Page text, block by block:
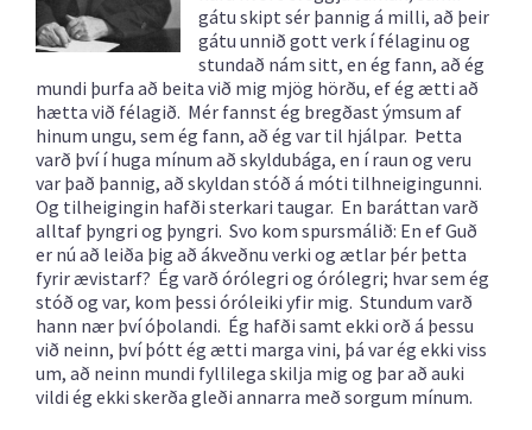
gátu skipt sér þannig á milli, að þeir
gátu unnið gott verk í félaginu og
stundað nám sitt, en ég fann, að ég
mundi þurfa að beita við mig mjög hörðu, ef ég ætti að
hætta við félagið. Mér fannst ég bregðast ýmsum af
hinum ungu, sem ég fann, að ég var til hjálpar. Þetta
varð því í huga mínum að skyldubága, en í raun og veru
var það þannig, að skyldan stóð á móti tilhneigingunni.
Og tilheigingin hafði sterkari taugar. En baráttan varð
alltaf þyngri og þyngri. Svo kom spursmálið: En ef Guð
er nú að leiða þig að ákveðnu verki og ætlar þér þetta
fyrir ævistarf? Ég varð órólegri og órólegri; hvar sem ég
stóð og var, kom þessi óróleiki yfir mig. Stundum varð
hann nær því óþolandi. Ég hafði samt ekki orð á þessu
við neinn, því þótt ég ætti marga vini, þá var ég ekki viss
um, að neinn mundi fyllilega skilja mig og þar að auki
vildi ég ekki skerða gleði annarra með sorgum mínum.